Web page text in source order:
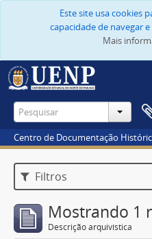
Este site usa cookies
capacidade de navegar
Mais
Centro de Documentação
Filtros
Mostrando 1
Descrição arquivística